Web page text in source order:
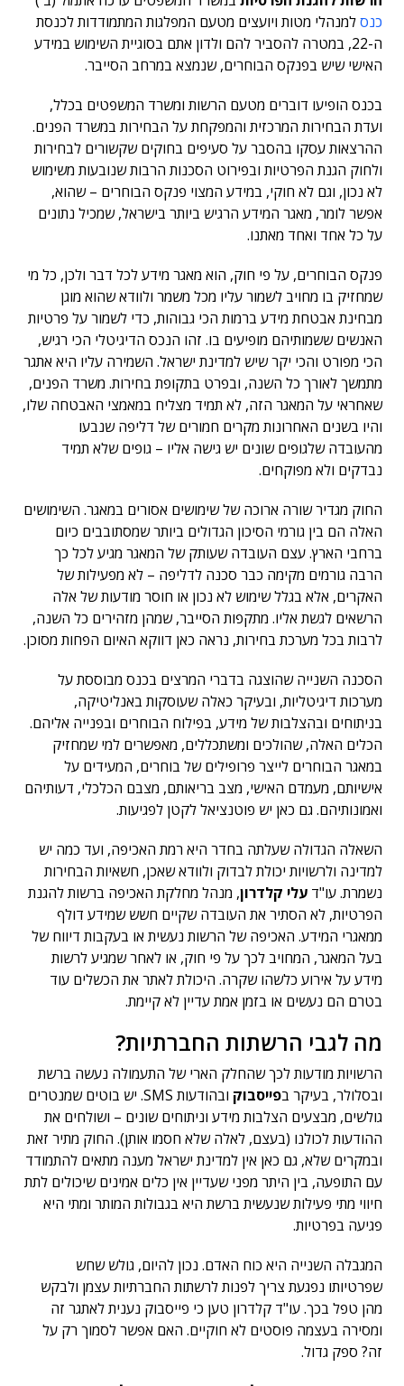
כנסלמנהלי מטות ויועצים מטעם המפלגות המתמודדות לכנסת
ה-22, במטרה להסביר להם ולדון אתם בסוגיית השימוש במידע
האישי שיש בפנקס הבוחרים, שנמצא במרחב הסייבר.
בכנס הופיעו דוברים מטעם הרשות ומשרד המשפטים בכלל,
ועדת הבחירות המרכזית והמפקחת על הבחירות במשרד הפנים.
ההרצאות עסקו בהסבר על סעיפים בחוקים שקשורים לבחירות
ולחוק הגנת הפרטיות ובפירוט הסכנות הרבות שנובעות משימוש
לא נכון, וגם לא חוקי, במידע המצוי פנקס הבוחרים – שהוא,
אפשר לומר, מאגר המידע הרגיש ביותר בישראל, שמכיל נתונים
על כל אחד ואחד מאתנו.
פנקס הבוחרים, על פי חוק, הוא מאגר מידע לכל דבר ולכן, כל מי
שמחזיק בו מחויב לשמור עליו מכל משמר ולוודא שהוא מוגן
מבחינת אבטחת מידע ברמות הכי גבוהות, כדי לשמור על פרטיות
האנשים ששמותיהם מופיעים בו. זהו הנכס הדיגיטלי הכי רגיש,
הכי מפורט והכי יקר שיש למדינת ישראל. השמירה עליו היא אתגר
מתמשך לאורך כל השנה, ובפרט בתקופת בחירות. משרד הפנים,
שאחראי על המאגר הזה, לא תמיד מצליח במאמצי האבטחה שלו,
והיו בשנים האחרונות מקרים חמורים של דליפה שנבעו
מהעובדה שלגופים שונים יש גישה אליו – גופים שלא תמיד
נבדקים ולא מפוקחים.
החוק מגדיר שורה ארוכה של שימושים אסורים במאגר. השימושים
האלה הם בין גורמי הסיכון הגדולים ביותר שמסתובבים כיום
ברחבי הארץ. עצם העובדה שעותק של המאגר מגיע לכל כך
הרבה גורמים מקימה כבר סכנה לדליפה – לא מפעילות של
האקרים, אלא בגלל שימוש לא נכון או חוסר מודעות של אלה
הרשאים לגשת אליו. מתקפות הסייבר, שמהן מזהירים כל השנה,
לרבות בכל מערכת בחירות, נראה כאן דווקא האיום הפחות מסוכן.
הסכנה השנייה שהוצגה בדברי המרצים בכנס מבוססת על
מערכות דיגיטליות, ובעיקר כאלה שעוסקות באנליטיקה,
בניתוחים ובהצלבות של מידע, בפילוח הבוחרים ובפנייה אליהם.
הכלים האלה, שהולכים ומשתכללים, מאפשרים למי שמחזיק
במאגר הבוחרים לייצר פרופילים של בוחרים, המעידים על
אישיותם, מעמדם האישי, מצב בריאותם, מצבם הכלכלי, דעותיהם
ואמונותיהם. גם כאן יש פוטנציאל לקטן לפגיעות.
השאלה הגדולה שעלתה בחדר היא רמת האכיפה, ועד כמה יש
למדינה ולרשויות יכולת לבדוק ולוודא שאכן, חשאיות הבחירות
נשמרת. עו"ד עלי קלדרון, מנהל מחלקת האכיפה ברשות להגנת
הפרטיות, לא הסתיר את העובדה שקיים חשש שמידע דולף
ממאגרי המידע. האכיפה של הרשות נעשית או בעקבות דיווח של
בעל המאגר, המחויב לכך על פי חוק, או לאחר שמגיע לרשות
מידע על אירוע כלשהו שקרה. היכולת לאתר את הכשלים עוד
בטרם הם נעשים או בזמן אמת עדיין לא קיימת.
מה לגבי הרשתות החברתיות?
הרשויות מודעות לכך שהחלק הארי של התעמולה נעשה ברשת
ובסלולר, בעיקר בפייסבוק
ובהודעות SMS. יש בוטים שמנטרים
גולשים, מבצעים הצלבות מידע וניתוחים שונים – ושולחים את
ההודעות לכולנו (בעצם, לאלה שלא חסמו אותן). החוק מתיר זאת
ובמקרים שלא, גם כאן אין למדינת ישראל מענה מתאים להתמודד
עם התופעה, בין היתר מפני שעדיין אין כלים אמינים שיכולים לתת
חיווי מתי פעילות שנעשית ברשת היא בגבולות המותר ומתי היא
פגיעה בפרטיות.
המגבלה השנייה היא כוח האדם. נכון להיום, גולש שחש
שפרטיותו נפגעת צריך לפנות לרשתות החברתיות עצמן ולבקש
מהן טפל בכך. עו"ד קלדרון טען כי פייסבוק נענית לאתגר זה
ומסירה בעצמה פוסטים לא חוקיים. האם אפשר לסמוך רק על
זה? ספק גדול.